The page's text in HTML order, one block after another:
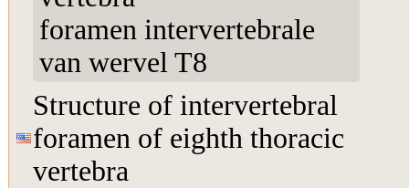
foramen intervertebrale
van wervel T8
Structure of intervertebral
foramen of eighth thoracic
vertebra